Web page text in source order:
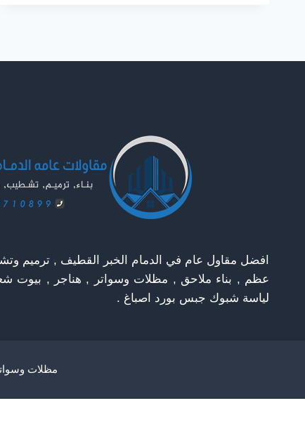
افضل مقاول عام في الدمام الخبر القطيف , ترميم
عظم , بناء ملاحق , مظلات وسواتر , هناجر , بيوت
لياسة شبوك جبس بورد اصباغ .
مظلات